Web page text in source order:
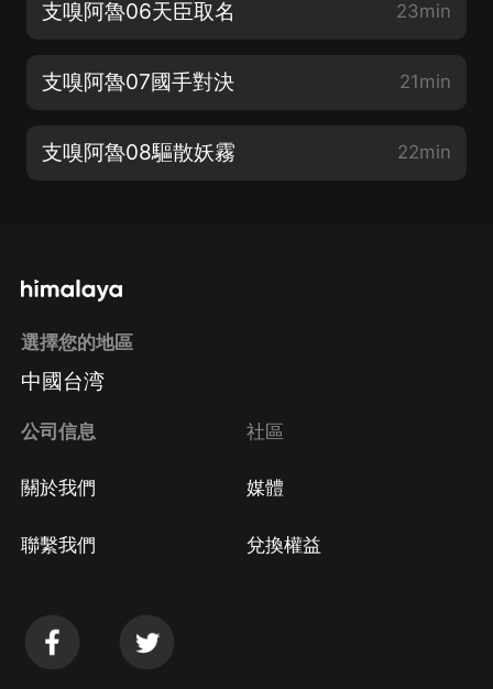
支嗅阿魯06天臣取名 23min
支嗅阿魯07國手對決 21min
支嗅阿魯08驅散妖霧 22min
選擇您的地區
中國台湾
公司信息
關於我們
聯繫我們
社區
媒體
兌換權益